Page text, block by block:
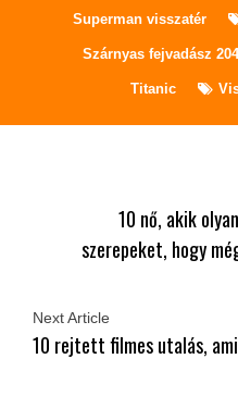
Superman visszatér
Szárnyas fejvadász
Titanic
10 nő, akik
szerepeket, hogy
Next Article
10 rejtett filmes utalás,